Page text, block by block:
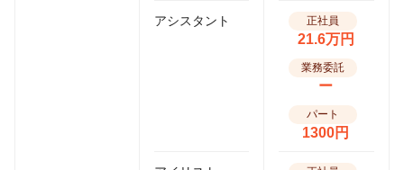
アシスタント 正社員
21.6万円
業務委託
ー
パート
1300円